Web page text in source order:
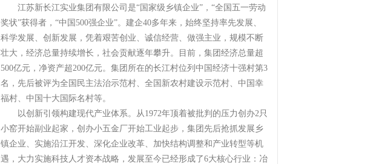
江苏新长江实业集团有限公司是“国家级乡镇企业”，“全国五一劳动
奖状”获得者，“中国500强企业”。建企40多年来，始终坚持率先发展、
科学发展、创新发展，凭着艰苦创业、诚信经营、做强主业，规模不断
壮大，经济总量持续增长，社会贡献逐年攀升。目前，集团经济总量超
500亿元，净资产超200亿元。集团所在的长江村位列中国经济十强村第3
名，先后被评为全国民主法治示范村、全国新农村建设示范村、中国幸
福村、中国十大国际名村等。
以创新引领构建现代产业体系。从1972年顶着被批判的压力创办2只
小窑开始副业起家，创办小五金厂开始工业起步，集团先后抢抓发展乡
镇企业、实施沿江开发、深化企业改革、加快结构调整和产业转型等机
遇，大力实施科技人才资本战略，发展至今已经形成了6大核心行业：冶